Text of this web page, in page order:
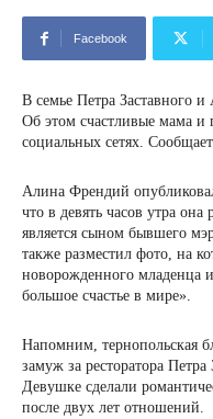
Facebook
В семье Петра Заставного
Об этом счастливые мама и
социальных сетях.
Алина Френдий
что в девять часов утра
является сыном бывшего
также разместил фото, на
новорожденного младенца
большое счастье в мире».
Напомним, тернопольская
замуж за ресторатора Петра
Девушке сделали
после двух лет отношений.